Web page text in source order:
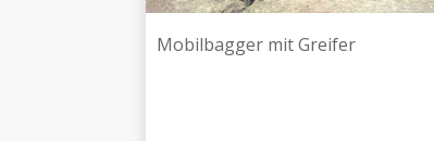
Mobilbagger mit Greifer